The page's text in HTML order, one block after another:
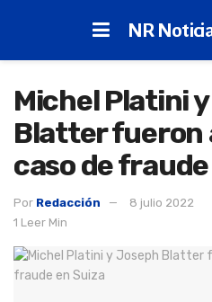
NR
Michel Platini
Blatter fueron
caso de
Por Redacción
8 julio 2022
1 Leer Min